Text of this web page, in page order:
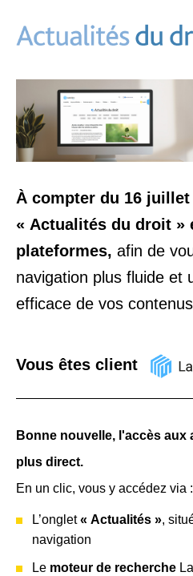
À compter du 16 juillet
« Actualités du droit »
plateformes, afin de
navigation plus fluide et
efficace de vos
Vous êtes client
Bonne nouvelle, l'accès aux
plus direct.
En un clic, vous y accédez via :
L’onglet« Actualités »,
navigation
Le moteur de recherche